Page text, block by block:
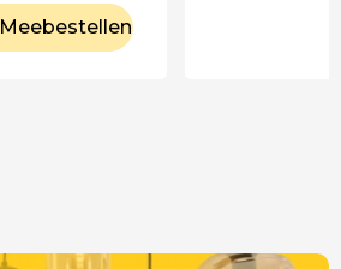
Meebestellen